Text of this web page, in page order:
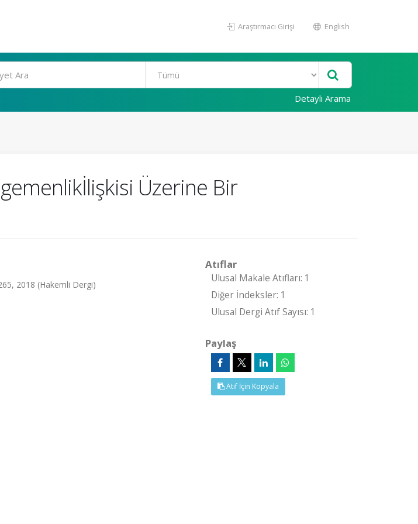
Araştırmacı Girişi English
Detaylı Arama
Üzerine Bir
2018 (Hakemli Dergi)
Atıflar
Ulusal Makale Atıfları: 1
Diğer İndeksler: 1
Ulusal Dergi Atıf Sayısı: 1
Paylaş
Atıf İçin Kopyala